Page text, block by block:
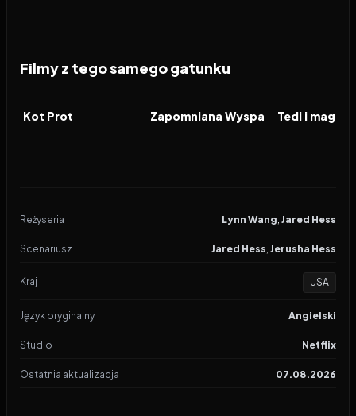
Filmy z tego samego gatunku
FILM
Kot Prot FILM
Zapomniana Wyspa FILM
Reżyseria Lynn Wang, Jared Hess
Scenariusz Jared Hess, Jerusha Hess
Kraj USA
Język oryginalny Angielski
Studio Netflix
Ostatnia aktualizacja 07.08.2026